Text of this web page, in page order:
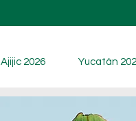
Ajijic 2026 Yucatán